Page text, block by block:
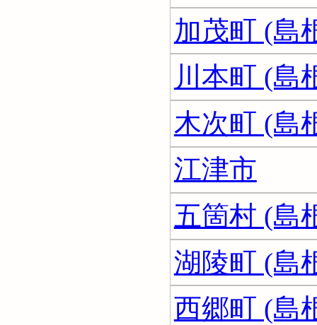
加茂町 (島
川本町 (島
木次町 (島
江津市
五箇村 (島
湖陵町 (島
西郷町 (島